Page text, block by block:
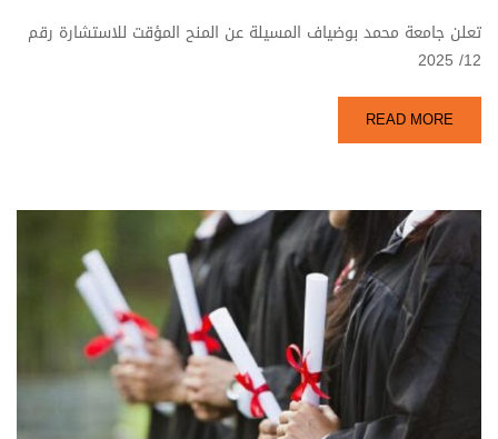
تعلن جامعة محمد بوضياف المسيلة عن المنح المؤقت للاستشارة رقم
12/ 2025
READ MORE